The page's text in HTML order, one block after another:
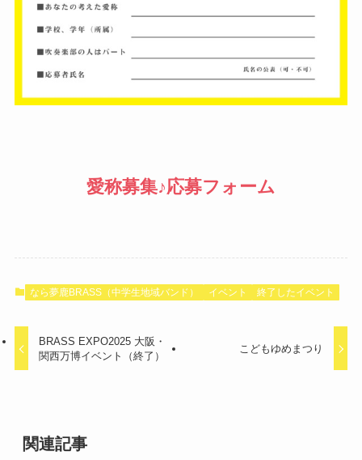
愛称募集♪応募フォーム
なら夢鹿BRASS（中学生地域バンド） イベント 終了したイベント
BRASS EXPO2025 大阪・
関西万博イベント（終了）
こどもゆめまつり
関連記事